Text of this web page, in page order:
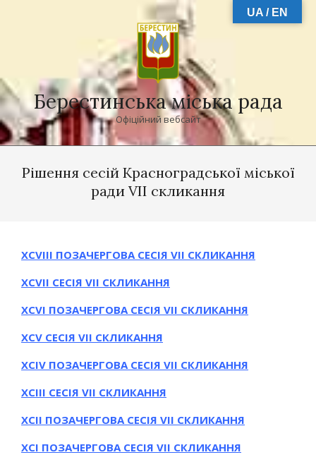
Берестинська міська рада
Офіційний вебсайт
Navigation
Рішення сесій Красноградської міської
ради VII скликання
ХСVІІІ ПОЗАЧЕРГОВА СЕСІЯ VII СКЛИКАННЯ
ХСVІІ СЕСІЯ VII СКЛИКАННЯ
ХСVІ ПОЗАЧЕРГОВА СЕСІЯ VII СКЛИКАННЯ
ХСV СЕСІЯ VII СКЛИКАННЯ
ХСІV ПОЗАЧЕРГОВА СЕСІЯ VII СКЛИКАННЯ
ХСІІI СЕСІЯ VII СКЛИКАННЯ
ХСІI ПОЗАЧЕРГОВА СЕСІЯ VII СКЛИКАННЯ
ХСI ПОЗАЧЕРГОВА СЕСІЯ VII СКЛИКАННЯ
UA / EN